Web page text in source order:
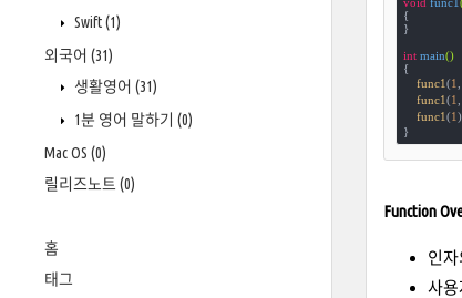
Swift(1)
외국어 (31)
생활영어 (31)
1분 영어 말하기 (0)
Mac OS (0)
릴리즈노트 (0)
홈
태그
{
}
int main()
{
func1(1
func1(1
func1(1
}
Function
인
사용